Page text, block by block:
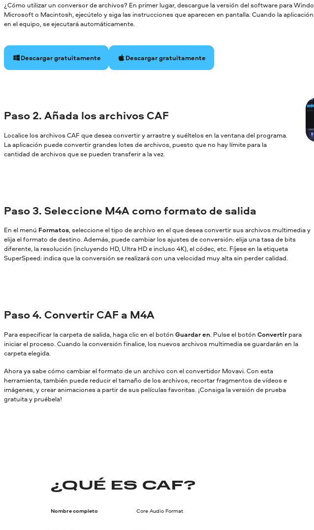
¿Cómo utilizar un conversor de archivos? En primer lugar, descargue la versión del software para
Microsoft o Macintosh, ejecútelo y siga las instrucciones que aparecen en pantalla. Cuando la
en el equipo, se ejecutará automáticamente.
Descargar gratuitamente Descargar gratuitamente
Paso 2. Añada los archivos CAF
Localice los archivos CAF que desea convertir y arrastre y suéltelos en la ventana del programa.
La aplicación puede convertir grandes lotes de archivos, puesto que no hay límite para la
cantidad de archivos que se pueden transferir a la vez.
Paso 3. Seleccione M4A como formato de salida
En el menú Formatos, seleccione el tipo de archivo en el que desea convertir sus archivos multimedia y
elija el formato de destino. Además, puede cambiar los ajustes de conversión: elija una tasa de bits
diferente, la resolución (incluyendo HD, Ultra HD e incluso 4K), el códec, etc. Fíjese en la etiqueta
SuperSpeed: indica que la conversión se realizará con una velocidad muy alta sin perder calidad.
Paso 4. Convertir CAF a M4A
Para especificar la carpeta de salida, haga clic en el botón Guardar en. Pulse el botón Convertir para
iniciar el proceso. Cuando la conversión finalice, los nuevos archivos multimedia se guardarán en la
carpeta elegida.
Ahora ya sabe cómo cambiar el formato de un archivo con el convertidor Movavi. Con esta
herramienta, también puede reducir el tamaño de los archivos, recortar fragmentos de vídeos e
imágenes, y crear animaciones a partir de sus películas favoritas. ¡Consiga la versión de prueba
gratuita y pruébela!
¿QUÉ ES CAF?
Nombre completo Core Audio Format